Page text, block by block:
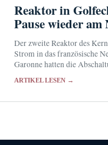
Reaktor in
Pause wieder am
Der zweite Reaktor des
Strom in das französische
Garonne hatten die
ARTIKEL LESEN →